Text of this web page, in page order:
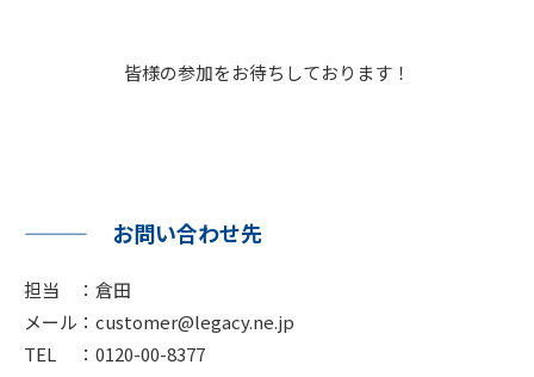
皆様の参加をお待ちしております！
お問い合わせ先
担当 ：倉田
メール：customer@legacy.ne.jp
TEL ：0120-00-8377